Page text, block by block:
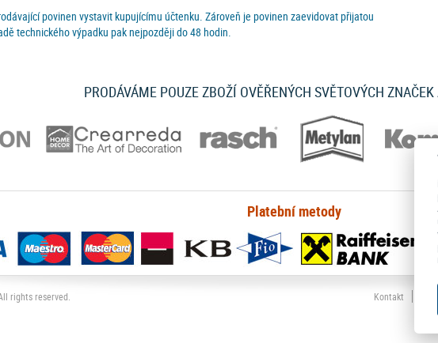
povinen vystavit kupujícímu účtenku. Zároveň je povinen zaevidovat přijatou
technického výpadku pak nejpozději do 48 hodin.
PRODÁVÁME POUZE ZBOŽÍ OVĚŘENÝCH SVĚTOVÝCH ZNAČEK
Platební metody
rights reserved. Kontakt